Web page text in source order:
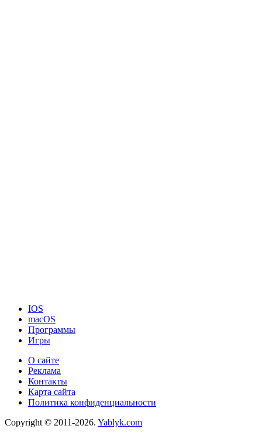
IOS
macOS
Программы
Игры
О сайте
Реклама
Контакты
Карта сайта
Политика конфиденциальности
Copyright © 2011-2026. Yablyk.сom